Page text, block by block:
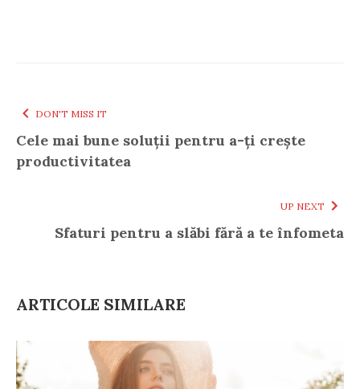
DON'T MISS IT
Cele mai bune soluții pentru a-ți crește
productivitatea
UP NEXT
Sfaturi pentru a slăbi fără a te înfometa
ARTICOLE SIMILARE